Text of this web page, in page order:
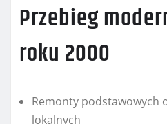
Przebieg
roku 2000
Remonty podstawowych
lokalnych